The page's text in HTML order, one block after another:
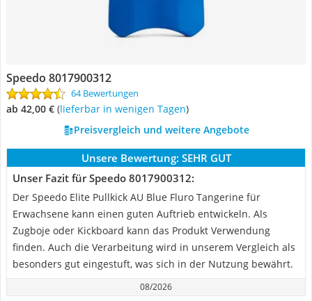
Speedo 8017900312
64 Bewertungen
ab 42,00 € ( Lieferbar in wenigen Tagen)
Preisvergleich und weitere Angebote
Unsere Bewertung: SEHR GUT
Unser Fazit für Speedo 8017900312:
Der Speedo Elite Pullkick AU Blue Fluro Tangerine für
Erwachsene kann einen guten Auftrieb entwickeln. Als
Zugboje oder Kickboard kann das Produkt Verwendung
finden. Auch die Verarbeitung wird in unserem Vergleich als
besonders gut eingestuft, was sich in der Nutzung bewährt.
08/2026